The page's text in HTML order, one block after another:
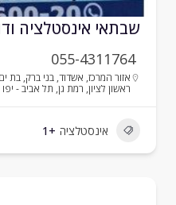
אינסטלציה ודודי
055-4311764
אזור המרכז,אשדוד,בני ברק,בת ים,גבעתיים
ראשון לציון,רמת גן,תל אביב - יפו
אינסטלציה +1